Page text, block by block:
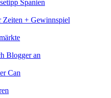
Spanien
Zeiten + Gewinnspiel
Blogger an
Can